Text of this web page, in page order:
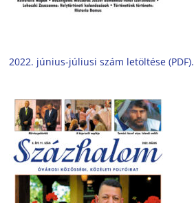
2022. június-júliusi szám letöltése (PDF).